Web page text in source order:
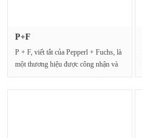
P+F
P + F, viết tắt của Pepperl + Fuchs, là
một thương hiệu được công nhận và